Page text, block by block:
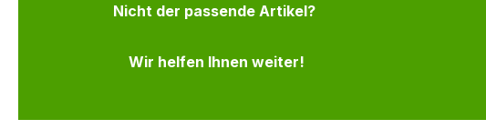
Nicht der passende Artikel?
Wir helfen Ihnen weiter!